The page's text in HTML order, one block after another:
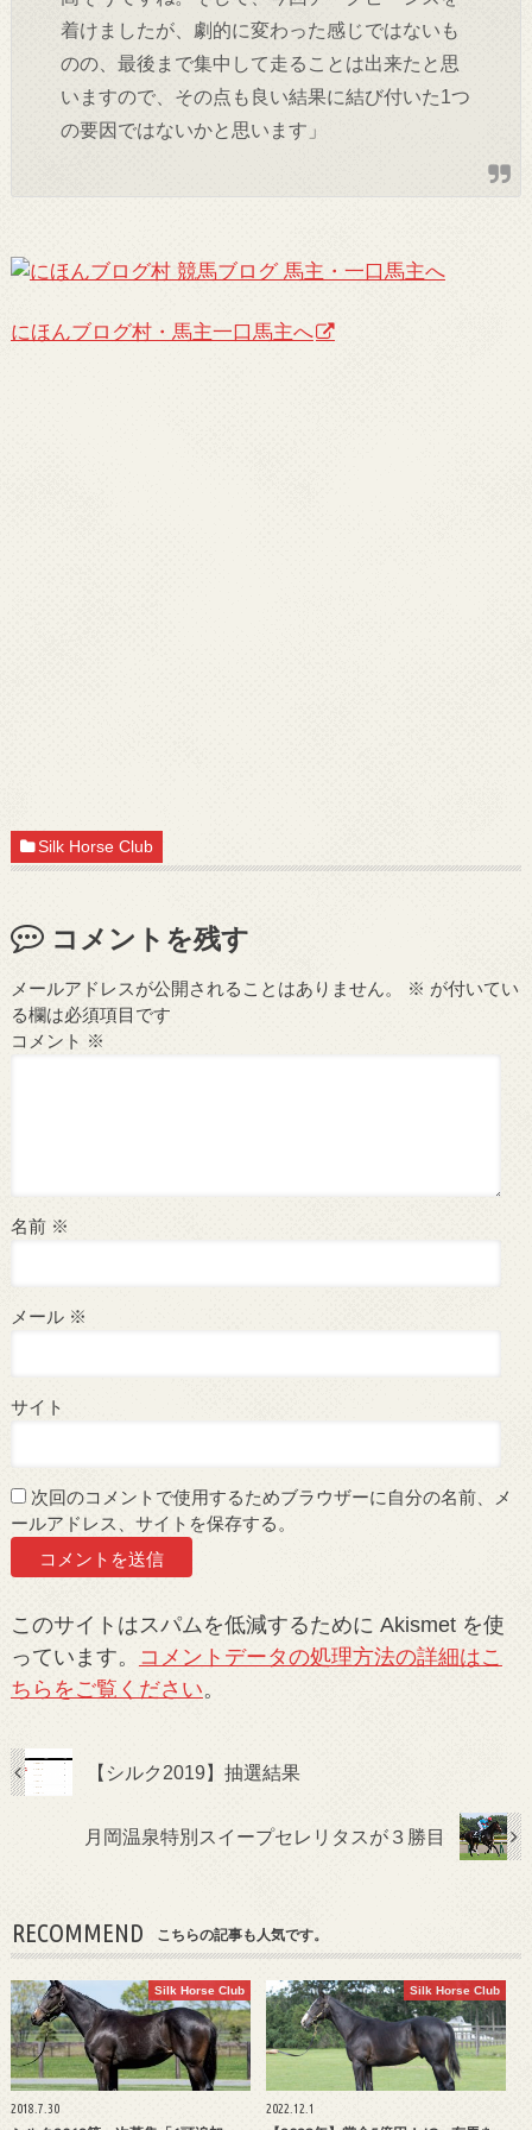
着けましたが、劇的に変わった感じではないも
のの、最後まで集中して走ることは出来たと思
いますので、その点も良い結果に結び付いた1つ
の要因ではないかと思います」
にほんブログ村・馬主一口馬主へ
Silk Horse Club
コメントを残す
メールアドレスが公開されることはありません。 ※ が付いてい
る欄は必須項目です
コメント ※
名前 ※
メール ※
サイト
次回のコメントで使用するためブラウザーに自分の名前、メ
ールアドレス、サイトを保存する。
このサイトはスパムを低減するために Akismet を使
っています。
コメントデータの処理方法の詳細はこ
ちらをご覧ください。
【シルク2019】抽選結果
月岡温泉特別スイープセレリタスが３勝目
RECOMMEND こちらの記事も人気です。
Silk Horse Club
2018.7.30
Silk Horse Club
2022.12.1